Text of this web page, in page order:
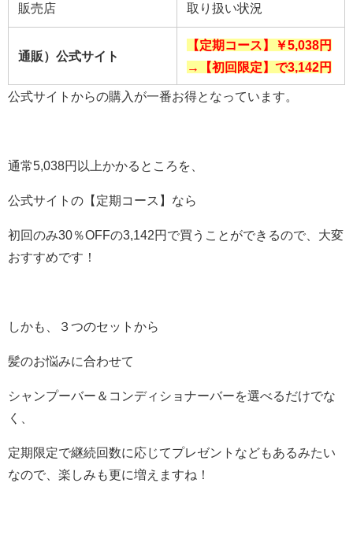
販売店 取り扱い状況
通販）公式サイト
【定期コース】
￥5,038円
→【初回限定】で3,142 円
公式サイトからの購入が一番お得となっています。
通常5,038円以上かかるところを、
公式サイトの【定期コース】なら
初回のみ30％OFFの3,142円で買うことができるので、大変
おすすめです！
しかも、３つのセットから
髪のお悩みに合わせて
シャンプーバー＆コンディショナーバーを選べるだけでな
く、
定期限定で継続回数に応じてプレゼントなどもあるみたい
なので、楽しみも更に増えますね！